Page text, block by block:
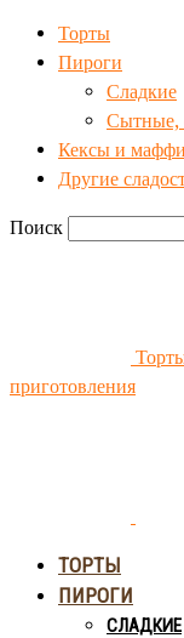
Торты
Пироги
Сладкие
Сытные,
Кексы и
Другие
Поиск
приготовления
ТОРТЫ
ПИРОГИ
СЛАДКИЕ